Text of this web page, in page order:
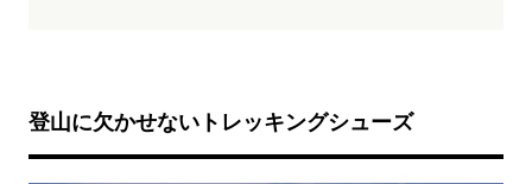
登山に欠かせないトレッキングシューズ